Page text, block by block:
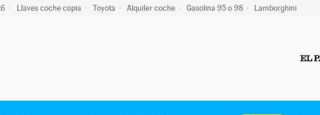
Llaves coche copia Toyota Alquiler coche Gasolina 95 o 98 Lamborghini